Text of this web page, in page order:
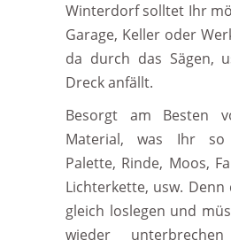
Winterdorf solltet Ihr
Garage, Keller oder
da durch das Sägen,
Dreck anfällt.
Besorgt am Besten
Material, was Ihr
Palette, Rinde, Moos,
Lichterkette, usw.
gleich loslegen und
wieder